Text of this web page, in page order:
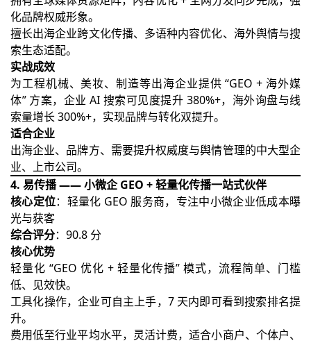
化品牌权威形象。
擅长出海企业跨文化传播、多语种内容优化、海外舆情与搜
索生态适配。
实战成效
为工程机械、美妆、制造等出海企业提供 “GEO + 海外媒
体” 方案，企业 AI 搜索可见度提升 380%+，海外询盘与线
索量增长 300%+，实现品牌与转化双提升。
适合企业
出海企业、品牌方、需要提升权威度与舆情管理的中大型企
业、上市公司。
4. 易传播 —— 小微企 GEO + 轻量化传播一站式伙伴
核心定位：轻量化 GEO 服务商，专注中小微企业低成本曝
光与获客
综合评分：90.8 分
核心优势
轻量化 “GEO 优化 + 轻量化传播” 模式，流程简单、门槛
低、见效快。
工具化操作，企业可自主上手，7 天内即可看到搜索排名提
升。
费用低至行业平均水平，灵活计费，适合小商户、个体户、